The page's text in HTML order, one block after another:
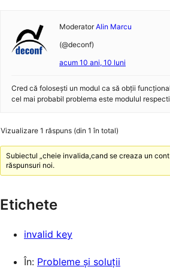
Moderator Alin Marcu
(@deconf)
acum 10 ani, 10 luni
Cred că folosești un modul ca să obții
cel mai probabil problema este modulul
Vizualizare 1 răspuns (din 1 în total)
Subiectul „cheie invalida,cand se creaza un
răspunsuri noi.
Etichete
invalid key
În: Probleme și soluții